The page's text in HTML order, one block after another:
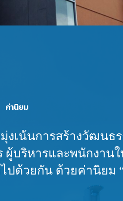
ค่านิยม
เน้นการสร้างวัฒนธ
บริหารและพนักงา
ปด้วยกัน ด้วยค่านิยม